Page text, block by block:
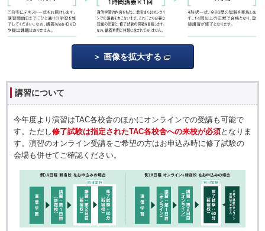
画像を拡大する
講習について
今年度より演習はTAC各校舎のほかにオンラインでの受講も可能で
す。ただし修了試験は指定されたTAC各校舎への来校が必須となりま
す。演習のオンライン受講をご希望の方はお申込み時に修了試験の
会場も併せてご確認ください。